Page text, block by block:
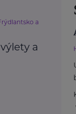
a
a